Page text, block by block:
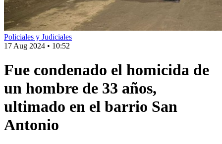
Policiales y Judiciales
17 Aug 2024 • 10:52
Fue condenado el homicida de
un hombre de 33 años,
ultimado en el barrio San
Antonio